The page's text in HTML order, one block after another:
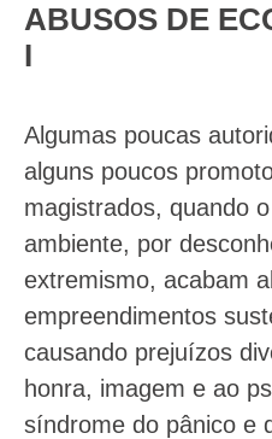
ABUSOS DE
I
Algumas poucas
alguns poucos
magistrados, quando
ambiente, por
extremismo, acabam
empreendimentos
causando prejuízos
honra, imagem e ao
síndrome do pânico e